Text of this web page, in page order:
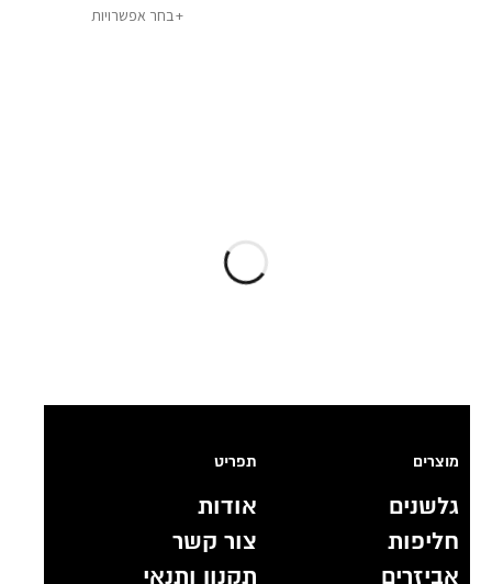
בחר אפשרויות
מוצרים
גלשנים
חליפות
אביזרים
תפריט
אודות
צור קשר
תקנון ותנאי